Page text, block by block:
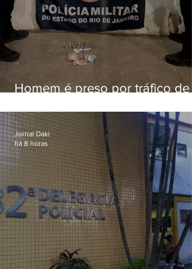
Homem é preso por tráfico de
Jornal Daki
há 8 horas